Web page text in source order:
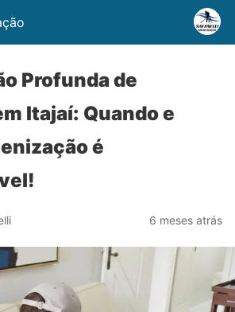
Profunda de
Itajaí: Quando e
é
6 meses atrás